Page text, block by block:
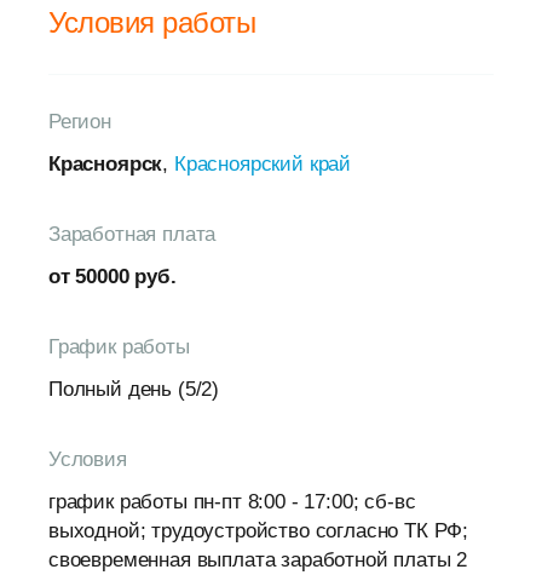
Условия работы
Регион
Красноярск, Красноярский край
Заработная плата
от 50000 руб.
График работы
Полный день (5/2)
Условия
график работы пн-пт 8:00 - 17:00; сб-вс
выходной; трудоустройство согласно ТК РФ;
своевременная выплата заработной платы 2